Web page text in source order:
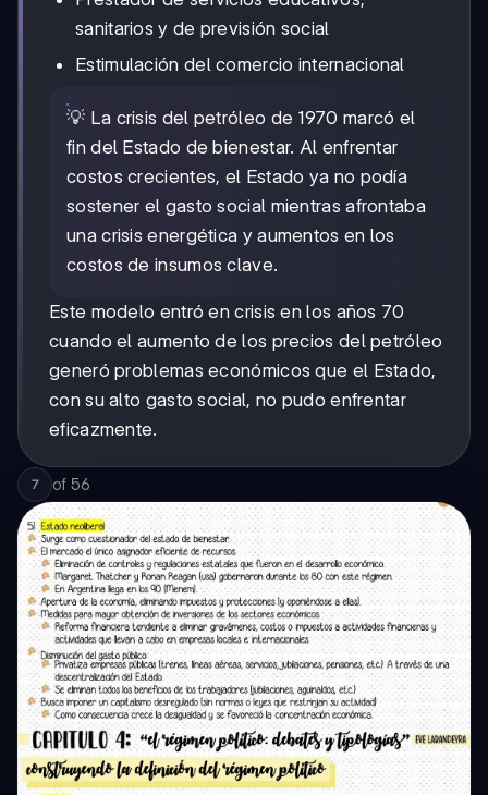
sanitarios y de previsión social
Estimulación del comercio internacional
💡 La crisis del petróleo de 1970 marcó el
fin del Estado de bienestar. Al enfrentar
costos crecientes, el Estado ya no podía
sostener el gasto social mientras afrontaba
una crisis energética y aumentos en los
costos de insumos clave.
Este modelo entró en crisis en los años 70
cuando el aumento de los precios del petróleo
generó problemas económicos que el Estado,
con su alto gasto social, no pudo enfrentar
eficazmente.
7 of 56